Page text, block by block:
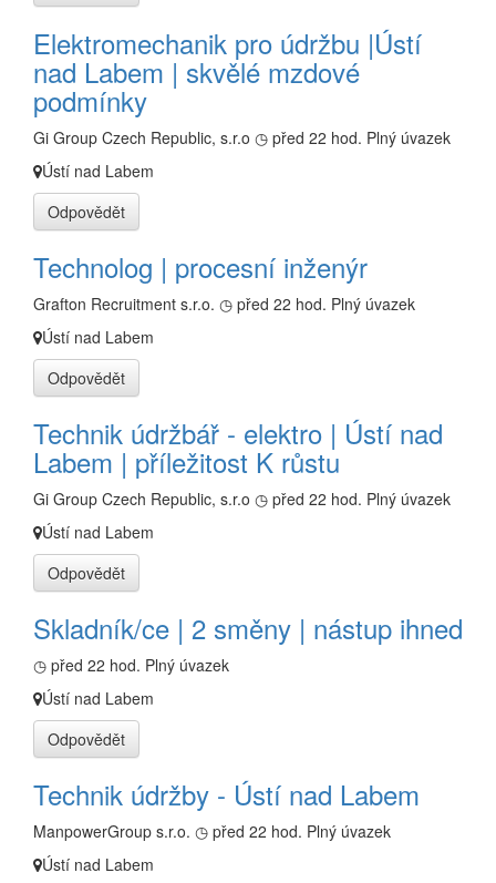
Elektromechanik pro údržbu |Ústí
nad Labem | skvělé mzdové
podmínky
Gi Group Czech Republic, s.r.o ◷ před 22 hod. Plný úvazek
Ústí nad Labem
Odpovědět
Technolog | procesní inženýr
Grafton Recruitment s.r.o. ◷ před 22 hod. Plný úvazek
Ústí nad Labem
Odpovědět
Technik údržbář - elektro | Ústí nad
Labem | příležitost K růstu
Gi Group Czech Republic, s.r.o ◷ před 22 hod. Plný úvazek
Ústí nad Labem
Odpovědět
Skladník/ce | 2 směny | nástup ihned
◷ před 22 hod. Plný úvazek
Ústí nad Labem
Odpovědět
Technik údržby - Ústí nad Labem
ManpowerGroup s.r.o. ◷ před 22 hod. Plný úvazek
Ústí nad Labem